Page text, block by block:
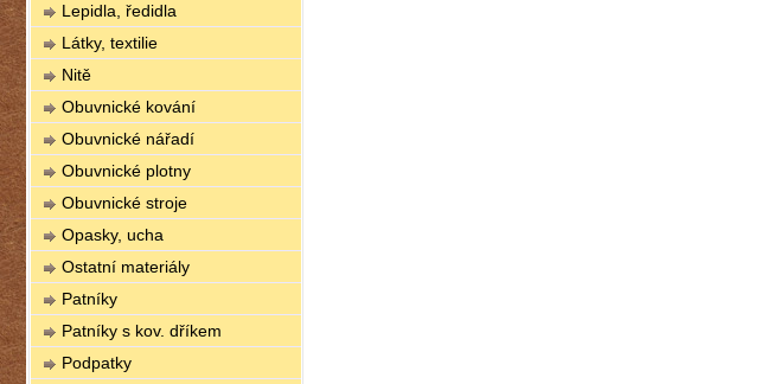
Lepidla, ředidla
Látky, textilie
Nitě
Obuvnické kování
Obuvnické nářadí
Obuvnické plotny
Obuvnické stroje
Opasky, ucha
Ostatní materiály
Patníky
Patníky s kov. dříkem
Podpatky